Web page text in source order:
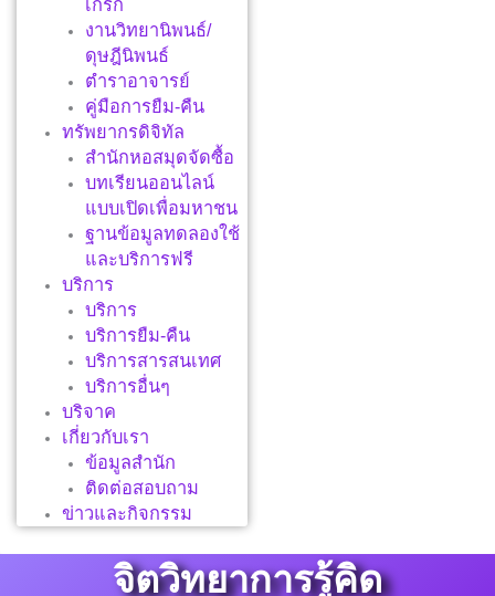
เกริก
งานวิทยานิพนธ์/
ดุษฎีนิพนธ์
ตำราอาจารย์
คู่มือการยืม-คืน
ทรัพยากรดิจิทัล
สำนักหอสมุดจัดซื้อ
บทเรียนออนไลน์
แบบเปิดเพื่อมหาชน
ฐานข้อมูลทดลองใช้
และบริการฟรี
บริการ
บริการ
บริการยืม-คืน
บริการสารสนเทศ
บริการอื่นๆ
บริจาค
เกี่ยวกับเรา
ข้อมูลสำนัก
ติดต่อสอบถาม
ข่าวและกิจกรรม
จิตวิทยาการรู้คิด